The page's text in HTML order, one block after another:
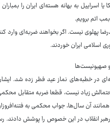
اسراییل به بهانه هسته‌ای ایران را
اتم برویم.
پهلوی نیست. اگر بخواهند ضربه‌ای
صهیونیست‌ها
در خطبه‌های نماز عید فطر زده شد. ایشان
زیاد نیست، قطعا ضربه متقابل
آن سال‌ها، جواب محکمی به
انقلاب در این خصوص را پوشش دادند.